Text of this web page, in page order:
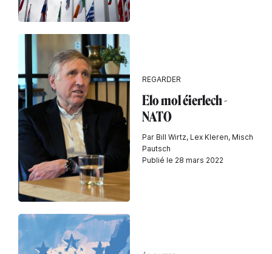
REGARDER
Elo mol éierlech -
NATO
Par Bill Wirtz, Lex Kleren, Misch
Pautsch
Publié le 28 mars 2022